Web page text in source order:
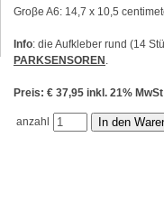
Groβe A6: 14,7 x 10,5
Info: die Aufkleber rund (14
PARKSENSOREN .
Preis: € 37,95 inkl. 21%
anzahl